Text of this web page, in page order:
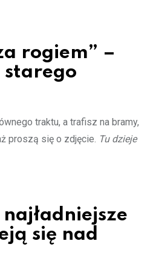
rogiem” –
starego
traktu, a trafisz na bramy,
proszą się o zdjęcie. Tu dzieje
się nad